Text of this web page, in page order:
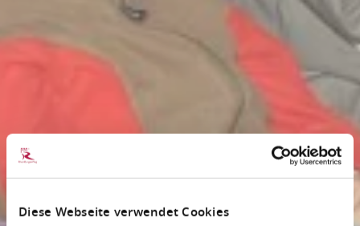
Diese Webseite verwendet Cookies